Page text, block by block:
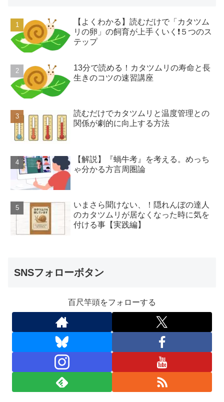
【よくわかる】読むだけで「カタツム
リの卵」の飼育が上手くいく❗️５つのス
テップ
13分で読める！カタツムリの寿命と長
生きのコツの速習講座
読むだけでカタツムリと温度管理との
関係が劇的に向上する方法
【解説】『蝸牛考』を考える。めっち
ゃ分かる方言周圏論
いまさら聞けない、！隠れんぼの達人
のカタツムリが居なくなった時に気を
付ける事【実践編】
SNSフォローボタン
百尺竿頭をフォローする